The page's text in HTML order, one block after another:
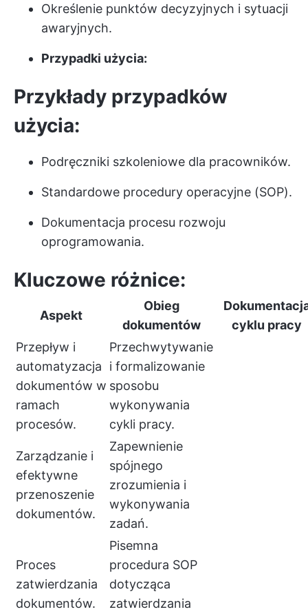
Określenie punktów decyzyjnych i sytuacji
awaryjnych.
Przypadki użycia:
Przykłady przypadków
użycia:
Podręczniki szkoleniowe dla pracowników.
Standardowe procedury operacyjne (SOP).
Dokumentacja procesu rozwoju
oprogramowania.
Kluczowe różnice:
Aspekt
Obieg
dokumentów
cyklu pracy
Przepływ i
automatyzacja
dokumentów w
ramach
procesów.
Przechwytywanie
i formalizowanie
sposobu
wykonywania
cykli pracy.
Zarządzanie i
efektywne
przenoszenie
dokumentów.
Zapewnienie
spójnego
zrozumienia i
wykonywania
zadań.
Proces
zatwierdzania
dokumentów.
Pisemna
procedura SOP
dotycząca
zatwierdzania